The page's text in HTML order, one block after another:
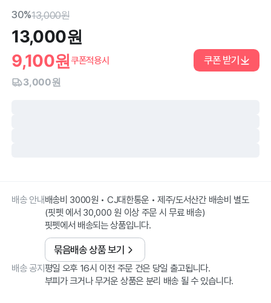
30%13,000원
13,000원
9,100원쿠폰적용시 쿠폰 받기
3,000원
배송 안내배송비 3000원 • CJ대한통운 • 제주/도서산간 배송비 별도
(핏펫 에서 30,000 원 이상 주문 시 무료 배송)
핏펫에서 배송되는 상품입니다.
묶음배송 상품 보기
배송 공지평일 오후 16시 이전 주문 건은 당일 출고됩니다.
부피가 크거나 무거운 상품은 분리 배송 될 수 있습니다.